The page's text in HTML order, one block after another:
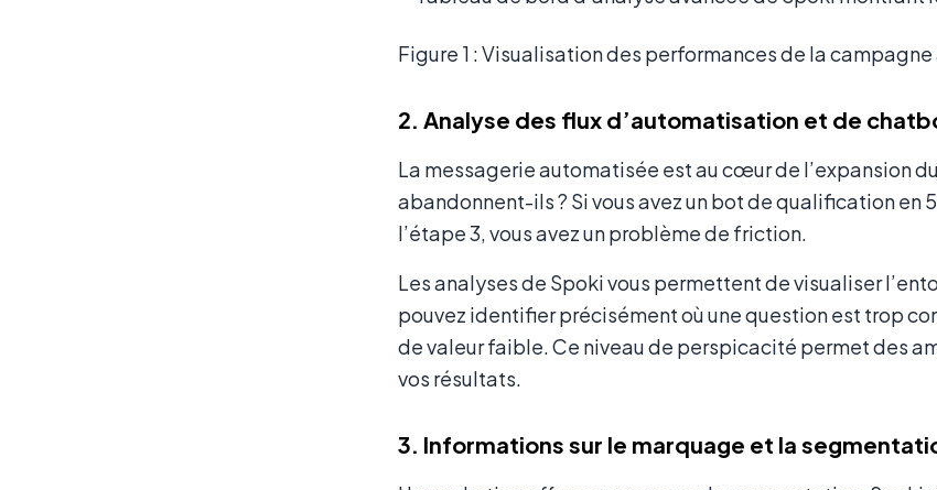
Figure 1 : Visualisation des performances de la
2. Analyse des flux d’automatisation et de
La messagerie automatisée est au cœur de l’expansion
abandonnent-ils ? Si vous avez un bot de qualification en
l’étape 3, vous avez un problème de friction.
Les analyses de Spoki vous permettent de visualiser
pouvez identifier précisément où une question est trop
de valeur faible. Ce niveau de perspicacité permet des
vos résultats.
3. Informations sur le marquage et la